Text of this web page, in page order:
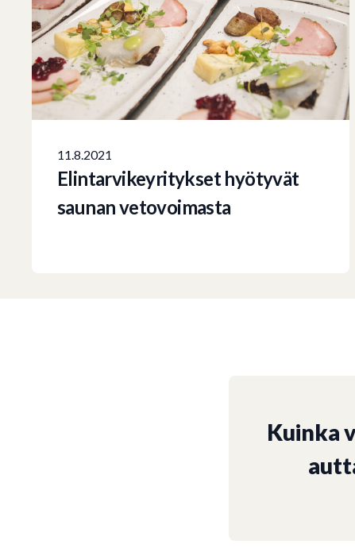
11.8.2021
Elintarvikeyritykset hyötyvät
saunan vetovoimasta
Kuinka